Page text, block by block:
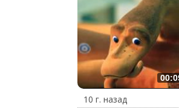
10 г. назад